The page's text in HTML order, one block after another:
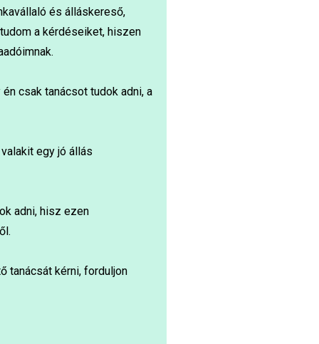
és álláskereső,
a kérdéseiket, hiszen
csak tanácsot tudok adni, a
egy jó állás
adni, hisz ezen
tanácsát kérni, forduljon